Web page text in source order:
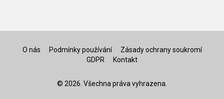
O nás Podmínky používání
Zásady ochrany soukromí
GDPR
Kontakt
© 2026. Všechna práva vyhrazena.